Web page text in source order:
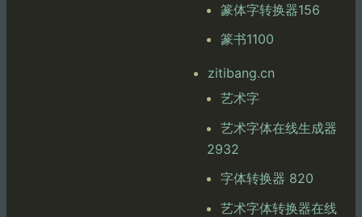
篆体字转换器156
篆书1100
zitibang.cn
艺术字
艺术字体在线生成器
2932
字体转换器 820
艺术字体转换器在线